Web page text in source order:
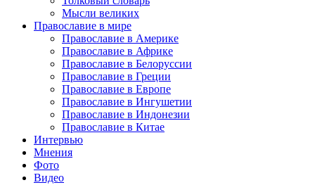
Мысли великих
Православие в мире
Православие в Америке
Православие в Африке
Православие в Белоруссии
Православие в Греции
Православие в Европе
Православие в Ингушетии
Православие в Индонезии
Православие в Китае
Интервью
Мнения
Фото
Видео